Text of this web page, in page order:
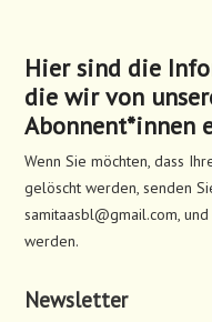
Hier sind die
die wir von
Abonnent*innen
Wenn Sie möchten, dass
gelöscht werden, senden
samitaasbl@gmail.com,
werden.
Newsletter